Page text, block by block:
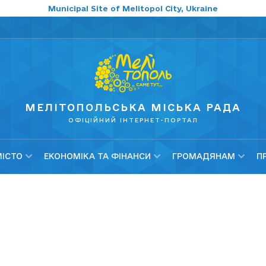
Municipal Site of Melitopol City, Ukraine
МЕЛІТОПОЛЬСЬКА МІСЬКА РАДА
ОФІЦІЙНИЙ ІНТЕРНЕТ-ПОРТАЛ
ЕКОНОМІКА ТА ФІНАНСИ ГРОМАДЯНАМ